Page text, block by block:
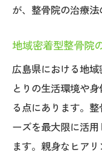
が、整骨院の治療法
地域密着型整骨院
広島県における地
とりの生活環境や
る点にあります。
ーズを最大限に活
ます。親身なヒア